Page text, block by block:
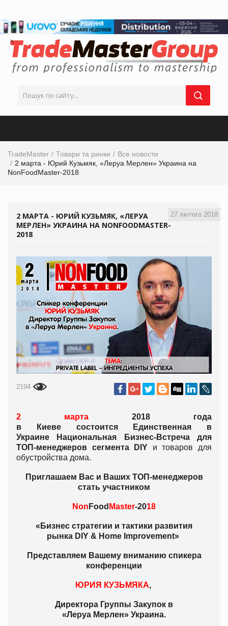
TradeMaster Товари та ринки
Все новости
2 марта - Юрий Кузьмяк, «Леруа Мерлен» Украина на
NonFoodMaster-2018
27 лютого 2018
2 МАРТА - ЮРИЙ КУЗЬМЯК, «ЛЕРУА
МЕРЛЕН» УКРАИНА НА NONFOODMASTER-
2018
2194
2 марта 2018 года
в Киеве состоится
Единственная в
Украине Национальная Бизнес-Встречадля
ТОП-менеджеров сегмента
DIY и товаров для
обустройства дома.
Приглашаем Вас и Ваших ТОП-менеджеров
стать участником
Non Food Master-2018
« Бизнес стратегии и тактики развития
рынка DIY & Home Improvement»
Представляем Вашему вниманию спикера
конференции
ЮРИЯ КУЗЬМЯКА,
Директора Группы Закупок в
«Леруа Мерлен» Украина.